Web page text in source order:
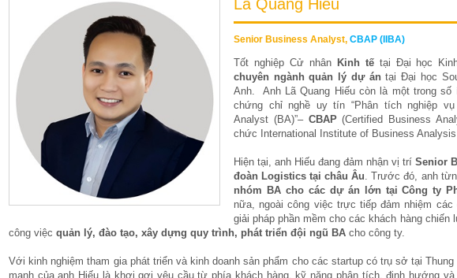
Lã Quang Hiếu
Senior Business Analyst, CBAP (IIBA)
Tốt nghiệp Cử nhân Kinh tế tại Đại học
chuyên ngành quản lý dự ántại Đại học
Anh. Anh Lã Quang Hiếu còn là một trong
chứng chỉ nghề uy tín “Phân tích nghiệp
Analyst (BA)”– CBAP(Certified Business
chức International Institute of Business
Hiện tại, anh Hiếu đang đảm nhận vị trí Senior
đoàn Logistics tại châu Âu. Trước đó, anh
nhóm BA cho các dự án lớn tại Công ty
nữa, ngoài công việc trực tiếp đảm nhiệm
giải pháp phần mềm cho các khách hàng chiến
công việc quản lý, đào tạo, xây dựng quy trình, phát triển đội ngũ BA cho công ty.
Với kinh nghiệm tham gia phát triển và kinh doanh sản phẩm cho các startup có trụ sở tại
mạnh của anh Hiếu là khơi gợi yêu cầu từ phía khách hàng, kỹ năng phân tích, định hướng